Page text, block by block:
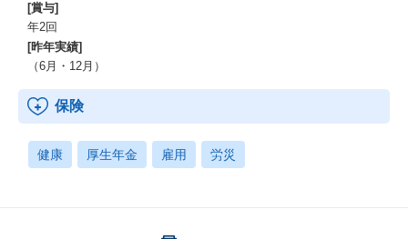
[賞与]
年2回
[昨年実績]
（6月・12月）
保険
健康 厚生年金 雇用 労災